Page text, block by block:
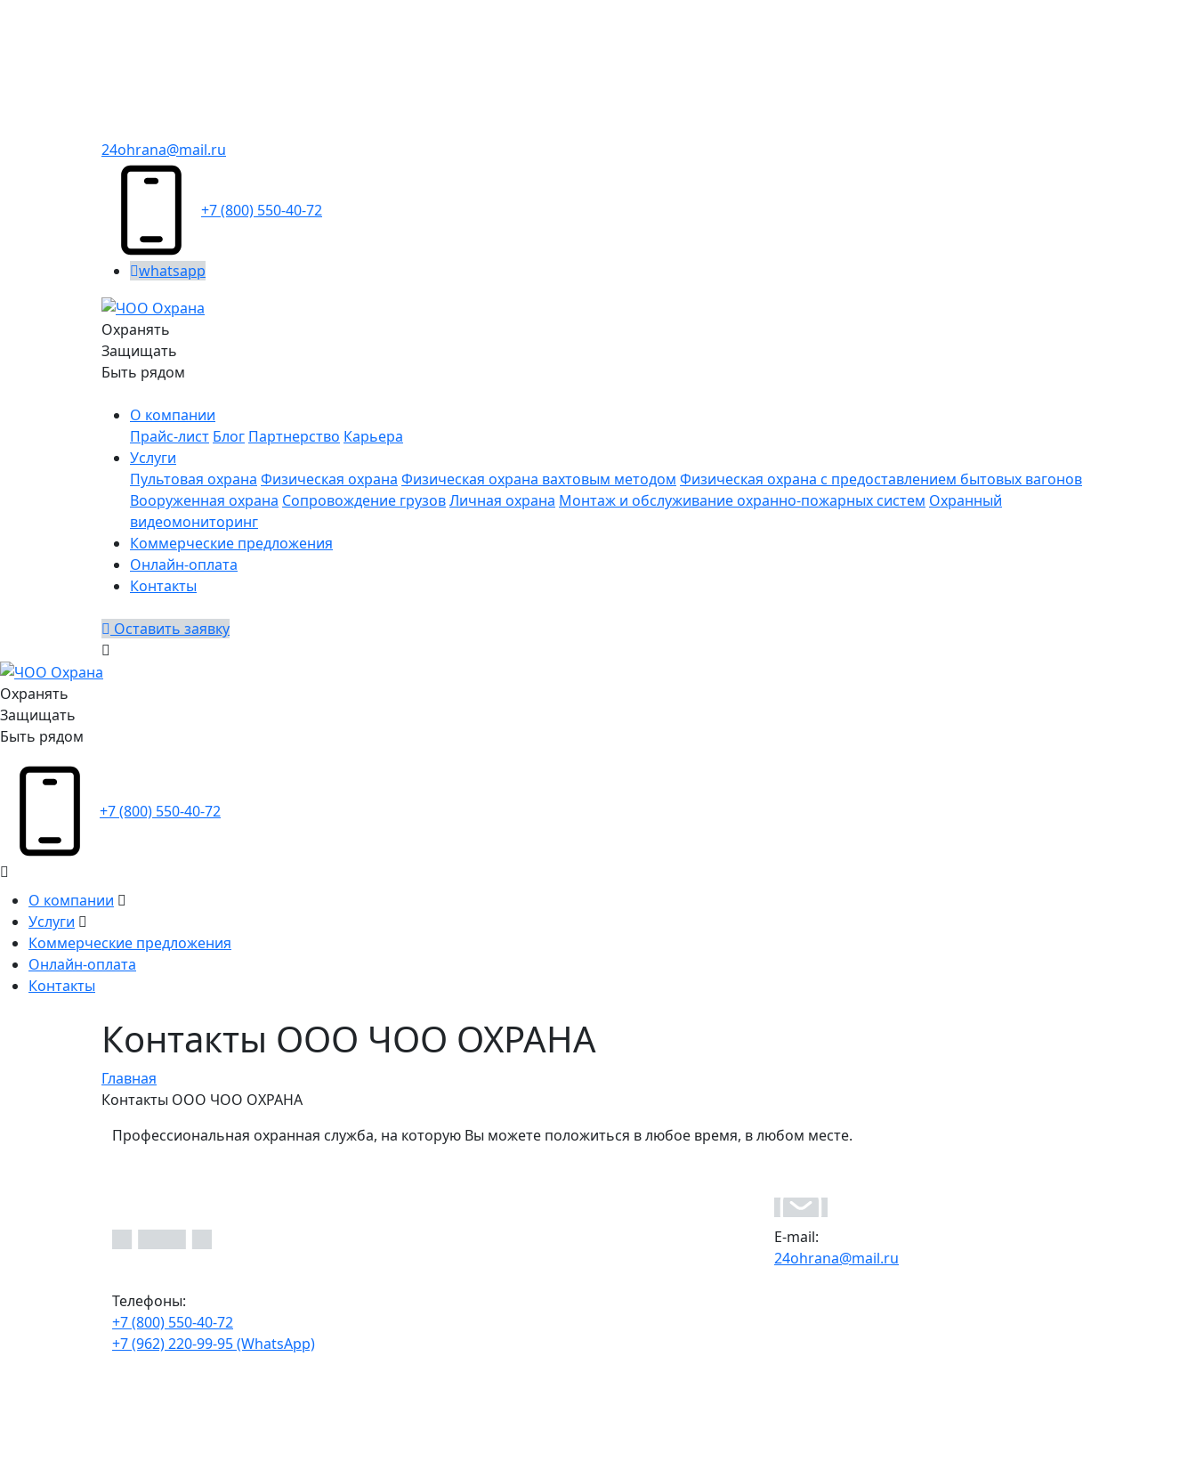
24ohrana@mail.ru
+7 (800) 550-40-72
whatsapp
Охранять
Защищать
Быть рядом
О компании
Прайс-лист Блог Партнерство Карьера
Услуги
Пультовая охрана Физическая охрана Физическая охрана вахтовым методом Физическая охрана с предоставлением бытовых вагонов
Вооруженная охрана Сопровождение грузовЛичная охрана Монтаж и обслуживание охранно-пожарных систем Охранный
видеомониторинг
Коммерческие предложения
Онлайн-оплата
Контакты
Оставить заявку
Охранять
Защищать
Быть рядом
+7 (800) 550-40-72
О компании
Услуги
Коммерческие предложения
Онлайн-оплата
Контакты
Контакты ООО ЧОО ОХРАНА
Главная
Контакты ООО ЧОО ОХРАНА
Профессиональная охранная служба, на которую Вы можете положиться в любое время, в любом месте.
Телефоны:
+7 (800) 550-40-72
+7 (962) 220-99-95 (WhatsApp)
E-mail:
24ohrana@mail.ru